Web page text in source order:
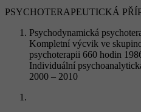
PSYCHOTERAPEUTICKÁ
Psychodynamická
Kompletní výcvik ve
psychoterapii 660 hodin
Individuální
2000 – 2010